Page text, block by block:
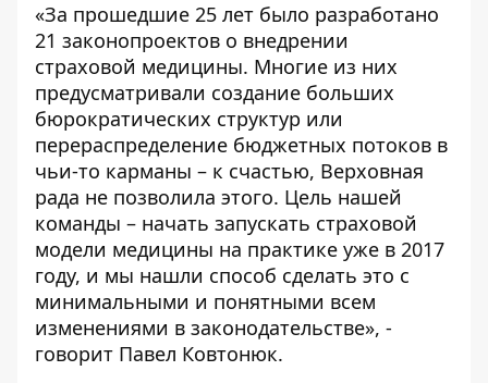
«За прошедшие 25 лет было разработано
21 законопроектов о внедрении
страховой медицины. Многие из них
предусматривали создание больших
бюрократических структур или
перераспределение бюджетных потоков в
чьи-то карманы – к счастью, Верховная
рада не позволила этого. Цель нашей
команды – начать запускать страховой
модели медицины на практике уже в 2017
году, и мы нашли способ сделать это с
минимальными и понятными всем
изменениями в законодательстве», -
говорит Павел Ковтонюк.